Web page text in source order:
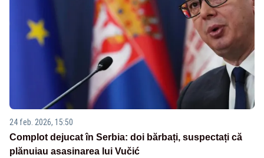
24 feb. 2026, 15:50
Complot dejucat în Serbia: doi bărbați, suspectați că
plănuiau asasinarea lui Vučić